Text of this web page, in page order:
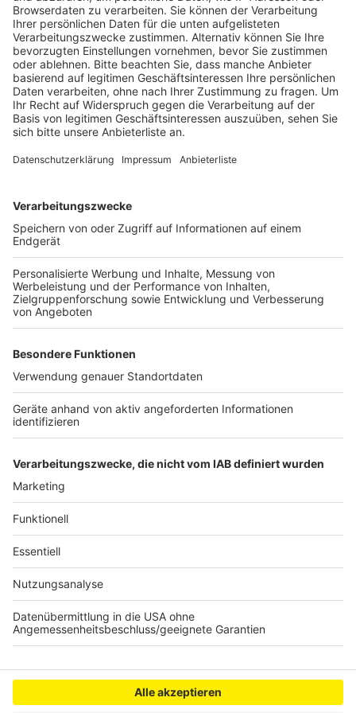
Gemeinden weitgehend selbst. Dadurch
unterscheiden sich die Regelungen oft von
Gemeinde zu Gemeinde, ja sogar von Gottesdienst
zu Gottesdienst innerhalb ein- und derselben
Gemeinde.
Veröffentlicht:Sonntag, 19.12.2021 11:10
Anzeige
In Hürth etwa feiert die evangelische Gemeinde ihre
Gottesdienste ab dem 24. Dezember ausschließlich
draußen mit 2G und Maske oder online. In Brühl und
Kerpen muss man sich anmelden, geimpft oder
genesen sein. In Bergheim gilt 3G mit Anmeldung.
Geimpft, genesen oder getestet gilt auch in fast allen
Beispiel in Frechen, Brühl, Bedburg und Elsdorf an
Weihnachten auch Messen, die auch ohne jeglichen
Nachweis besucht werden können. Dort wird
Besuchern dann ein Platz mit Abstand zugewiesen. In
Wesseling werden einige Messen auch online
Anzeige